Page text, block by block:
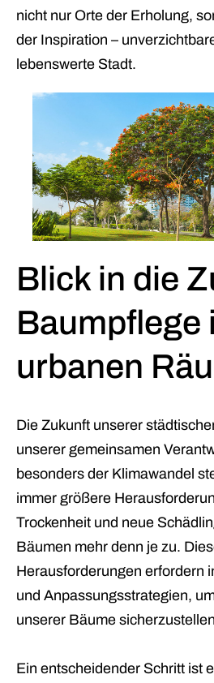
nicht nur Orte der Erholung,
der Inspiration –
lebenswerte Stadt.
Blick in die
Baumpflege
urbanen
Die Zukunft unserer
unserer gemeinsamen
besonders der Klimawandel
immer größere
Trockenheit und neue
Bäumen mehr denn je zu.
Herausforderungen erfordern
und Anpassungsstrategien,
unserer Bäume
Ein entscheidender Schritt ist